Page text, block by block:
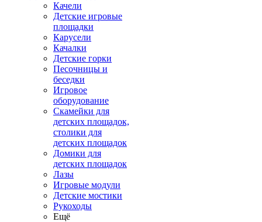
Качели
Детские игровые
площадки
Карусели
Качалки
Детские горки
Песочницы и
беседки
Игровое
оборудование
Скамейки для
детских площадок,
столики для
детских площадок
Домики для
детских площадок
Лазы
Игровые модули
Детские мостики
Рукоходы
Ещё